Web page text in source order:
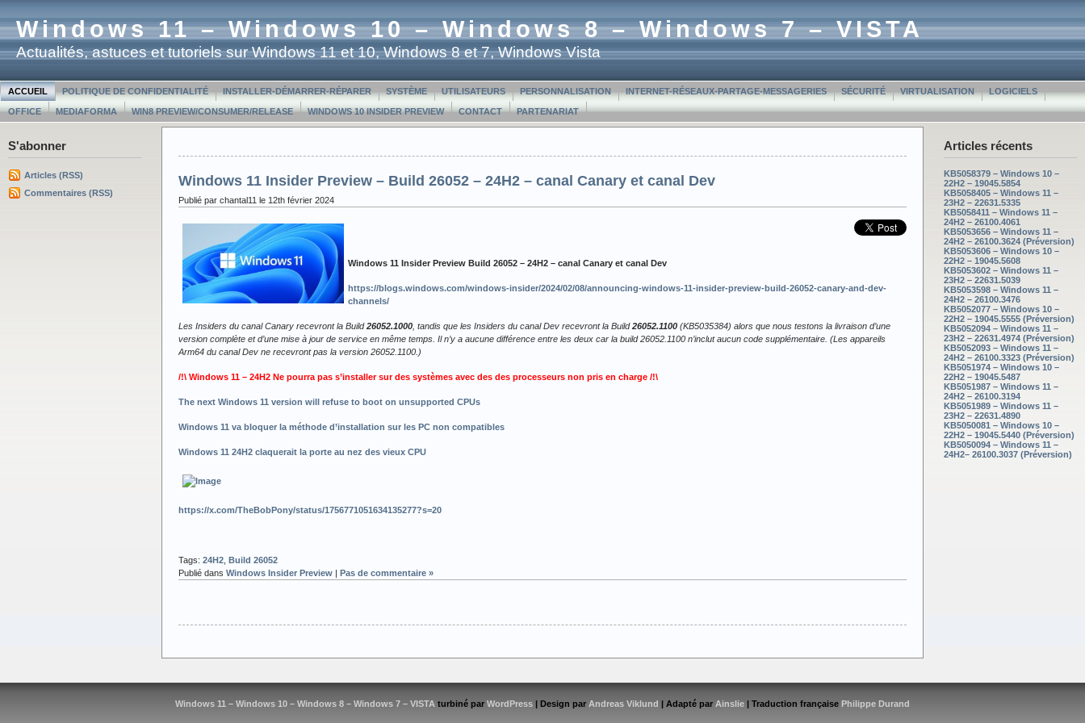
Windows 11 – Windows 10 – Windows 8 – Windows 7 – VISTA
Actualités, astuces et tutoriels sur Windows 11 et 10, Windows 8 et 7, Windows Vista
ACCUEIL POLITIQUE DE CONFIDENTIALITÉ INSTALLER-DÉMARRER-RÉPARER SYSTÈME UTILISATEURS PERSONNALISATION INTERNET-RÉSEAUX-PARTAGE-MESSAGERIES SÉCURITÉ VIRTUALISATION LOGICIELS
OFFICE MEDIAFORMA WIN8 PREVIEW/CONSUMER/RELEASE WINDOWS 10 INSIDER PREVIEW CONTACT PARTENARIAT
S'abonner
Articles (RSS)
Commentaires (RSS)
Articles récents
KB5058379 – Windows 10 –
22H2 – 19045.5854
KB5058405 – Windows 11 –
23H2 – 22631.5335
KB5058411 – Windows 11 –
24H2 – 26100.4061
KB5053656 – Windows 11 –
24H2 – 26100.3624 (Préversion)
KB5053606 – Windows 10 –
22H2 – 19045.5608
KB5053602 – Windows 11 –
23H2 – 22631.5039
KB5053598 – Windows 11 –
24H2 – 26100.3476
KB5052077 – Windows 10 –
22H2 – 19045.5555 (Préversion)
KB5052094 – Windows 11 –
23H2 – 22631.4974 (Préversion)
KB5052093 – Windows 11 –
24H2 – 26100.3323 (Préversion)
KB5051974 – Windows 10 –
22H2 – 19045.5487
KB5051987 – Windows 11 –
24H2 – 26100.3194
KB5051989 – Windows 11 –
23H2 – 22631.4890
KB5050081 – Windows 10 –
22H2 – 19045.5440 (Préversion)
KB5050094 – Windows 11 –
24H2– 26100.3037 (Préversion)
Windows 11 Insider Preview – Build 26052 – 24H2 – canal Canary et canal Dev
Publié par chantal11 le 12th février 2024
Windows 11 Insider Preview Build 26052 – 24H2 – canal Canary et canal Dev
https://blogs.windows.com/windows-insider/2024/02/08/announcing-windows-11-insider-preview-build-26052-canary-and-dev-
channels/
Les Insiders du canal Canary recevront la Build26052.1000 , tandis que les Insiders du canal Dev recevront la Build26052.1100 (KB5035384) alors que nous testons la livraison d’une
version complète et d’une mise à jour de service en même temps. Il n’y a aucune différence entre les deux car la build 26052.1100 n’inclut aucun code supplémentaire. (Les appareils
Arm64 du canal Dev ne recevront pas la version 26052.1100.)
/!\ Windows 11 – 24H2 Ne pourra pas s’installer sur des systèmes avec des des processeurs non pris en charge /!\
The next Windows 11 version will refuse to boot on unsupported CPUs
Windows 11 va bloquer la méthode d’installation sur les PC non compatibles
Windows 11 24H2 claquerait la porte au nez des vieux CPU
https://x.com/TheBobPony/status/1756771051634135277?s=20
Tags: 24H2 Build 26052
Publié dans Windows Insider Preview | Pas de commentaire »
Windows 11 – Windows 10 – Windows 8 – Windows 7 – VISTA turbiné par WordPress | Design par Andreas Viklund | Adapté par Ainslie | Traduction française Philippe Durand